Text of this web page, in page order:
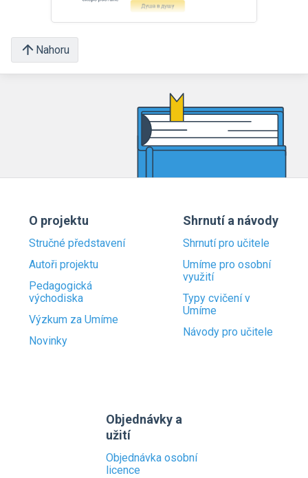
Nahoru
O projektu
Stručné představení
Autoři projektu
Pedagogická
východiska
Výzkum za Umíme
Novinky
Shrnutí a návody
Shrnutí pro učitele
Umíme pro osobní
využití
Typy cvičení v
Umíme
Návody pro učitele
Objednávky a
užití
Objednávka osobní
licence